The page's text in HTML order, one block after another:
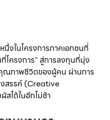
งในโครงการภาคเอกชนที่
โครงการ” สู่การลงทุนที่มุ่ง
ณภาพชีวิตของผู้คน ผ่านการ
สรรค์ (Creative
สได้ในอีกไม่ช้า